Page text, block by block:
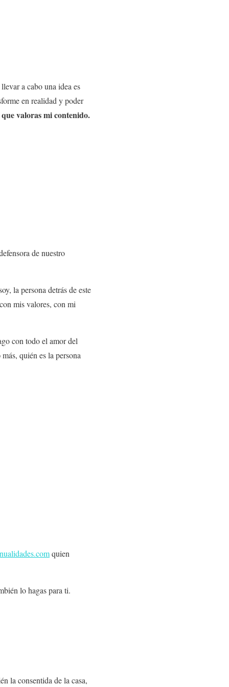
a cabo una idea es
en realidad y poder
valoras mi contenido.
de nuestro
la persona detrás de este
mis valores, con mi
con todo el amor del
quién es la persona
quien
lo hagas para ti.
la consentida de la casa,